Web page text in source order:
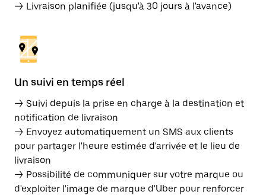
→ Livraison planifiée (jusqu'à 30 jours à l'avance)
Un suivi en temps réel
→ Suivi depuis la prise en charge à la destination et
notification de livraison
→ Envoyez automatiquement un SMS aux clients
pour partager l'heure estimée d'arrivée et le lieu de
livraison
→ Possibilité de communiquer sur votre marque ou
d'exploiter l'image de marque d'Uber pour renforcer